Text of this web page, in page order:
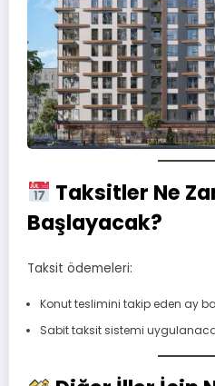
Taksitler Ne
Başlayacak?
Taksit ödemeleri:
Konut teslimini takip eden ay
Sabit taksit sistemi